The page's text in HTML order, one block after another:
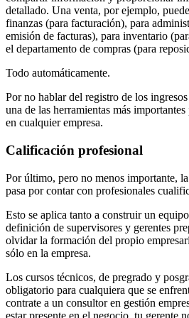
detallado. Una venta, por ejemplo,
finanzas (para facturación), para
emisión de facturas), para inventario
el departamento de compras (para
Todo automáticamente.
Por no hablar del registro de los
una de las herramientas más
en cualquier empresa.
Calificación profesional
Por último, pero no menos importante,
pasa por contar con profesionales
Esto se aplica tanto a construir un
definición de supervisores y gerentes
olvidar la formación del propio
sólo en la empresa.
Los cursos técnicos, de pregrado y
obligatorio para cualquiera que se
contrate a un consultor en gestión
estar presente en el negocio, tu gerente